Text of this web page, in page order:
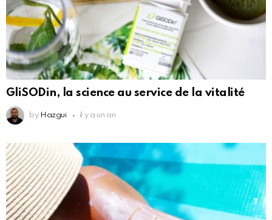
GliSODin, la science au service de la vitalité
by Hazgui il y a un an